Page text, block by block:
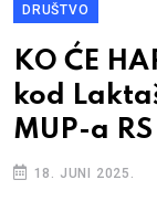
DRUŠTVO
KO ĆE
kod
MUP-a RS
18. JUNI 2025.